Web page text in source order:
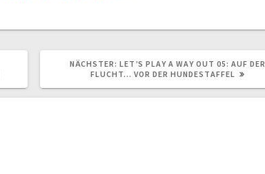
NÄCHSTER: NÄCHSTER
BEITRAG:
LET’S PLAY A WAY OUT 05: AUF DER
FLUCHT… VOR DER HUNDESTAFFEL